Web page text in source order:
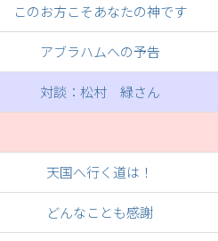
このお方こそあなたの神です
アブラハムへの予告
対談：松村 緑さん
天国へ行く道は！
どんなことも感謝